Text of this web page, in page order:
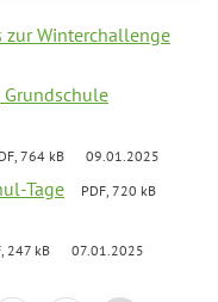
zur Winterchallenge
764 kB 09.01.2025
Tage
PDF, 720 kB
247 kB 07.01.2025